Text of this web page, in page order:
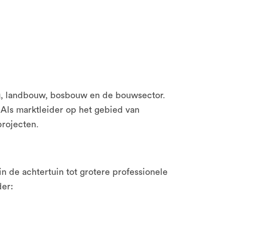
landbouw, bosbouw en de bouwsector.
marktleider op het gebied van
de achtertuin tot grotere professionele